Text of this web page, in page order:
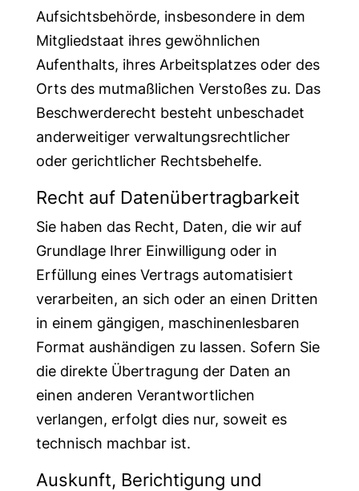
Aufsichtsbehörde, insbesondere in dem
Mitgliedstaat ihres gewöhnlichen
Aufenthalts, ihres Arbeitsplatzes oder des
Orts des mutmaßlichen Verstoßes zu. Das
Beschwerderecht besteht unbeschadet
anderweitiger verwaltungsrechtlicher
oder gerichtlicher Rechtsbehelfe.
Recht auf Daten­übertrag­barkeit
Sie haben das Recht, Daten, die wir auf
Grundlage Ihrer Einwilligung oder in
Erfüllung eines Vertrags automatisiert
verarbeiten, an sich oder an einen Dritten
in einem gängigen, maschinenlesbaren
Format aushändigen zu lassen. Sofern Sie
die direkte Übertragung der Daten an
einen anderen Verantwortlichen
verlangen, erfolgt dies nur, soweit es
technisch machbar ist.
Auskunft, Berichtigung und